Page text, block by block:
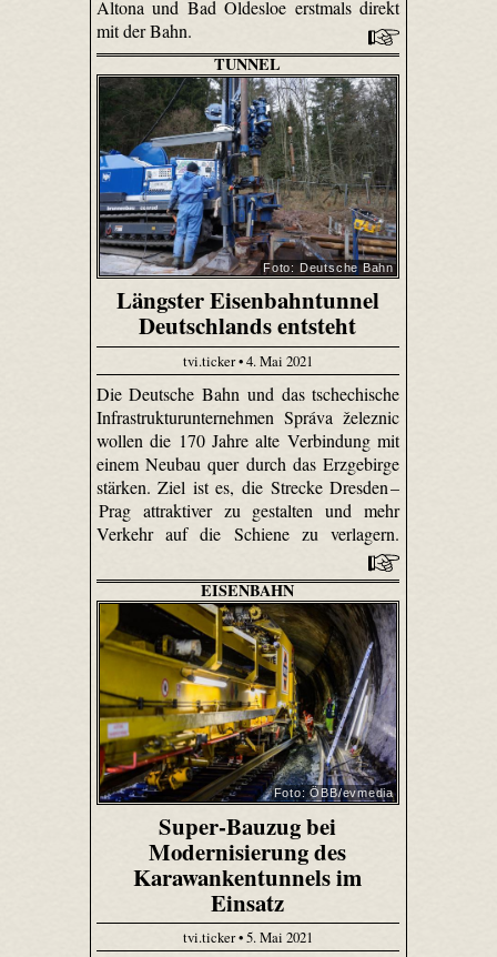
Altona und Bad Oldesloe erstmals direkt
mit der Bahn.
TUNNEL
Foto: Deutsche Bahn
Längster Eisenbahntunnel
Deutschlands entsteht
tvi.ticker • 4. Mai 2021
Die Deutsche Bahn und das tschechische
Infrastrukturunternehmen Správa železnic
wollen die 170 Jahre alte Verbindung mit
einem Neubau quer durch das Erzgebirge
stärken. Ziel ist es, die Strecke Dresden –
Prag attraktiver zu gestalten und mehr
Verkehr auf die Schiene zu verlagern.
EISENBAHN
Foto: ÖBB/evmedia
Super-Bauzug bei
Modernisierung des
Karawankentunnels im
Einsatz
tvi.ticker • 5. Mai 2021